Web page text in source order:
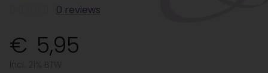
0 reviews
5,95